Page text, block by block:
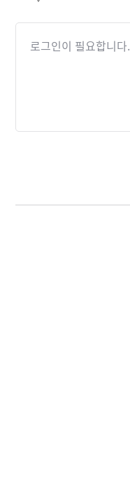
로그인이 필요합니다.